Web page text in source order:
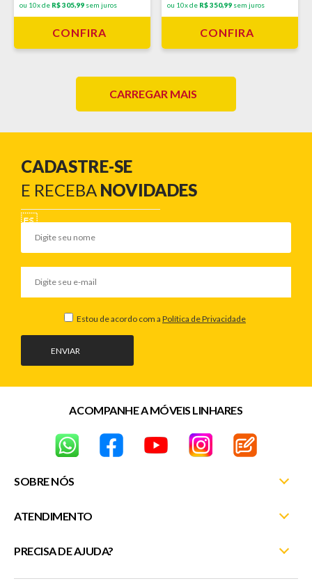
ou 10x de R$ 305,99 sem juros
CONFIRA
ou 10x de R$ 350,99 sem juros
CONFIRA
CARREGAR MAIS
CADASTRE-SE
E RECEBA NOVIDADES
ENVIAR
Estou de acordo com a Política de Privacidade
SOBRE NÓS
Nossas Lojas
ATENDIMENTO
Minha Conta
Meus Pedidos
PRECISA DE AJUDA?
ACOMPANHE A MÓVEIS LINHARES